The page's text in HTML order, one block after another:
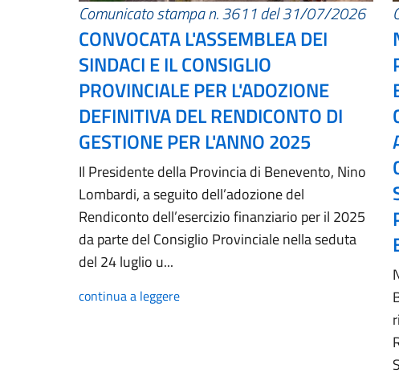
Comunicato stampa n. 3611 del 31/07/2026
CONVOCATA L'ASSEMBLEA DEI
SINDACI E IL CONSIGLIO
PROVINCIALE PER L'ADOZIONE
DEFINITIVA DEL RENDICONTO DI
GESTIONE PER L'ANNO 2025
Il Presidente della Provincia di Benevento, Nino
Lombardi, a seguito dell’adozione del
Rendiconto dell’esercizio finanziario per il 2025
da parte del Consiglio Provinciale nella seduta
del 24 luglio u...
continua a leggere